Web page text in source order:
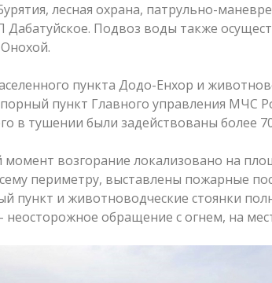
лесная охрана, патрульно-
Дабатуйское. Подвоз воды также
пункта Додо-Енхор и
пункт Главного управления МЧС
в тушении были задействованы более
возгорание локализовано на
периметру, выставлены пожарные
пункт и животноводческие стоянки
неосторожное обращение с огнем, на